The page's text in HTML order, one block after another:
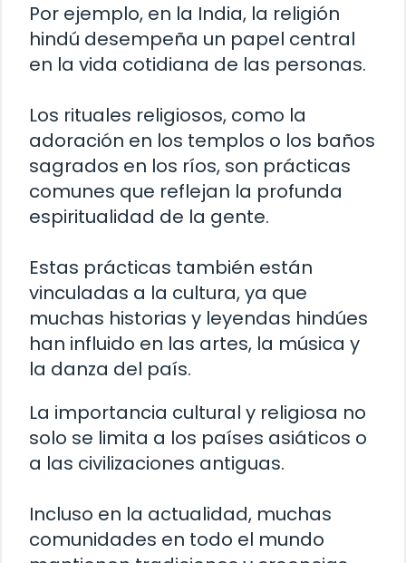
Por ejemplo, en la India, la religión
hindú desempeña un papel central
en la vida cotidiana de las personas.
Los rituales religiosos, como la
adoración en los templos o los baños
sagrados en los ríos, son prácticas
comunes que reflejan la profunda
espiritualidad de la gente.
Estas prácticas también están
vinculadas a la cultura, ya que
muchas historias y leyendas hindúes
han influido en las artes, la música y
la danza del país.
La importancia cultural y religiosa no
solo se limita a los países asiáticos o
a las civilizaciones antiguas.
Incluso en la actualidad, muchas
comunidades en todo el mundo